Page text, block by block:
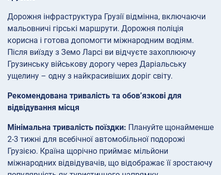
Дорожня інфраструктура Грузії відмінна, включаючи
мальовничі гірські маршрути. Дорожня поліція
корисна і готова допомогти міжнародним водіям.
Після виїзду з Земо Ларсі ви відчуєте захоплюючу
Грузинську військову дорогу через Даріальську
ущелину – одну з найкрасивіших доріг світу.
Рекомендована тривалість та обов’язкові для
відвідування місця
Мінімальна тривалість поїздки: Плануйте щонайменше
2-3 тижні для всебічної автомобільної подорожі
Грузією. Країна щорічно приймає мільйони
міжнародних відвідувачів, що відображає її зростаючу